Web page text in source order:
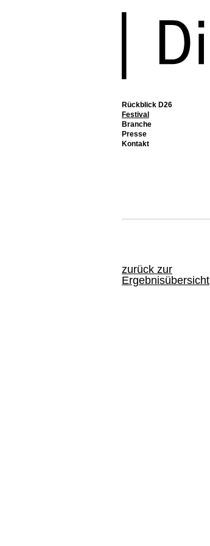
Rückblick D26
Festival
Branche
Presse
Kontakt
zurück zur
Ergebnisübersicht